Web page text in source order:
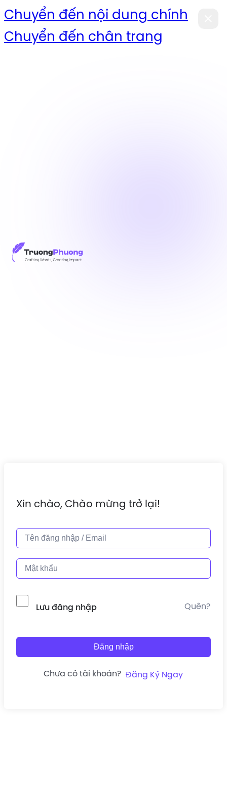
Chuyển đến nội dung chính
Chuyển đến chân trang
Xin chào, Chào mừng trở lại!
Lưu đăng nhập Quên?
Đăng nhập
Chưa có tài khoản? Đăng Ký Ngay